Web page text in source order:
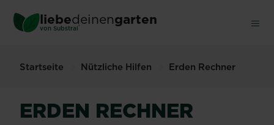
main
liebedeinengarten
von Substral ®
Startseite Nützliche Hilfen Erden Rechner
ERDEN RECHNER